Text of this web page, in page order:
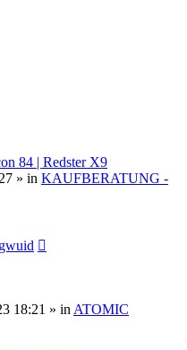
84 | Redster X9
» in KAUFBERATUNG -
18:21 » in ATOMIC